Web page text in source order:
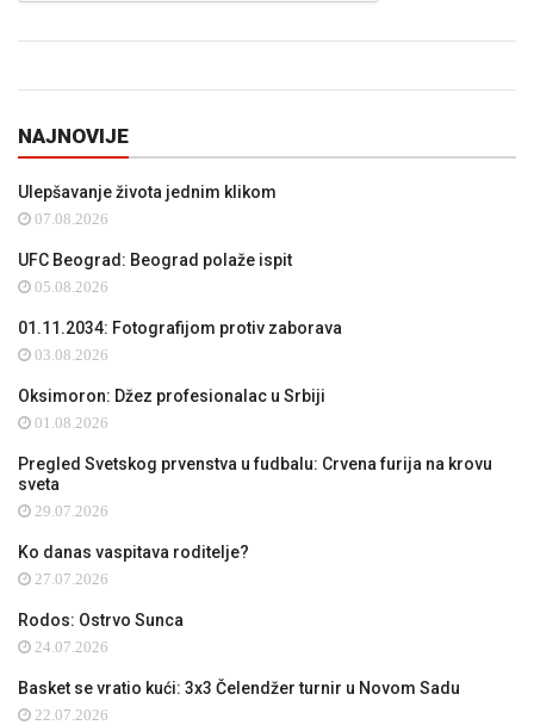
NAJNOVIJE
Ulepšavanje života jednim klikom
07.08.2026
UFC Beograd: Beograd polaže ispit
05.08.2026
01.11.2034: Fotografijom protiv zaborava
03.08.2026
Oksimoron: Džez profesionalac u Srbiji
01.08.2026
Pregled Svetskog prvenstva u fudbalu: Crvena furija na krovu
sveta
29.07.2026
Ko danas vaspitava roditelje?
27.07.2026
Rodos: Ostrvo Sunca
24.07.2026
Basket se vratio kući: 3x3 Čelendžer turnir u Novom Sadu
22.07.2026